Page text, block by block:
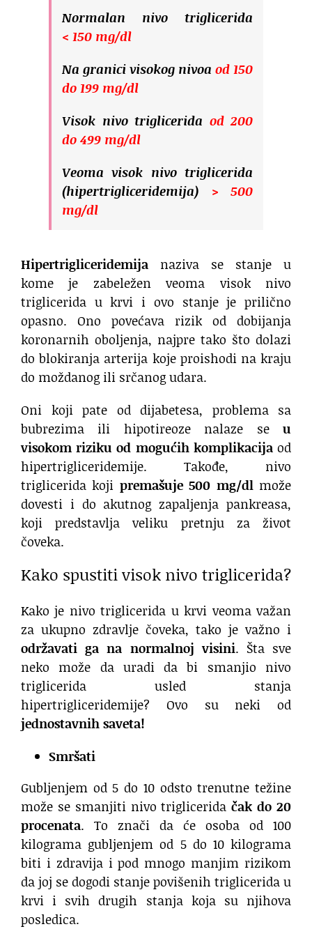
Normalan nivo triglicerida
< 150 mg/dl
Na granici visokog nivoa od 150
do 199 mg/dl
Visok nivo triglicerida od 200
do 499 mg/dl
Veoma visok nivo triglicerida
(hipertrigliceridemija)
> 500
mg/dl
Hipertrigliceridemija naziva se stanje u
kome je zabeležen veoma visok nivo
triglicerida u krvi i ovo stanje je prilično
opasno. Ono povećava rizik od dobijanja
koronarnih oboljenja, najpre tako što dolazi
do blokiranja arterija koje proishodi na kraju
do moždanog ili srčanog udara.
Oni koji pate od dijabetesa, problema sa
bubrezima ili hipotireoze nalaze se u
visokom riziku od mogućih komplikacijaod
hipertrigliceridemije. Takođe, nivo
triglicerida koji premašuje 500 mg/dlmože
dovesti i do akutnog zapaljenja pankreasa,
koji predstavlja veliku pretnju za život
čoveka.
Kako spustiti visok nivo triglicerida?
Kako je nivo triglicerida u krvi veoma važan
za ukupno zdravlje čoveka, tako je važno i
održavati ga na normalnoj visini. Šta sve
neko može da uradi da bi smanjio nivo
triglicerida usled stanja
hipertrigliceridemije? Ovo su neki od
jednostavnih saveta!
Smršati
Gubljenjem od 5 do 10 odsto trenutne težine
može se smanjiti nivo trigliceridačak do 20
procenata. To znači da će osoba od 100
kilograma gubljenjem od 5 do 10 kilograma
biti i zdravija i pod mnogo manjim rizikom
da joj se dogodi stanje povišenih triglicerida u
krvi i svih drugih stanja koja su njihova
posledica.